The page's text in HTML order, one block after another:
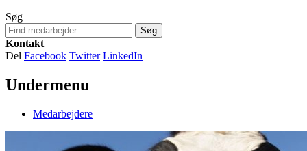
Søg
Søg
Kontakt
Del Facebook Twitter LinkedIn
Undermenu
Medarbejdere